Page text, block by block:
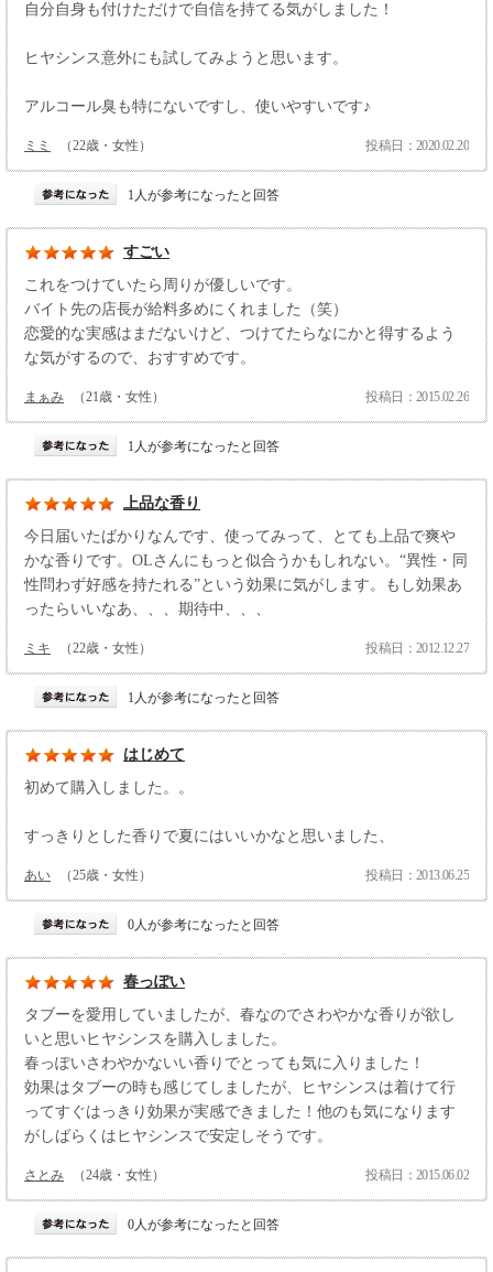
自分自身も付けただけで自信を持てる気がしました！
ヒヤシンス意外にも試してみようと思います。
アルコール臭も特にないですし、使いやすいです♪
ミミ （22歳・女性） 投稿日：2020.02.20
1人が参考になったと回答
すごい
これをつけていたら周りが優しいです。
バイト先の店長が給料多めにくれました（笑）
恋愛的な実感はまだないけど、つけてたらなにかと得するよう
な気がするので、おすすめです。
まぁみ （21歳・女性） 投稿日：2015.02.26
1人が参考になったと回答
上品な香り
今日届いたばかりなんです、使ってみって、とても上品で爽や
かな香りです。OLさんにもっと似合うかもしれない。“異性・同
性問わず好感を持たれる”という効果に気がします。もし効果あ
ったらいいなあ、、、期待中、、、
ミキ （22歳・女性） 投稿日：2012.12.27
1人が参考になったと回答
はじめて
初めて購入しました。。
すっきりとした香りで夏にはいいかなと思いました、
あい （25歳・女性） 投稿日：2013.06.25
0人が参考になったと回答
春っぽい
タブーを愛用していましたが、春なのでさわやかな香りが欲し
いと思いヒヤシンスを購入しました。
春っぽいさわやかないい香りでとっても気に入りました！
効果はタブーの時も感じてしましたが、ヒヤシンスは着けて行
ってすぐはっきり効果が実感できました！他のも気になります
がしばらくはヒヤシンスで安定しそうです。
さとみ （24歳・女性） 投稿日：2015.06.02
0人が参考になったと回答